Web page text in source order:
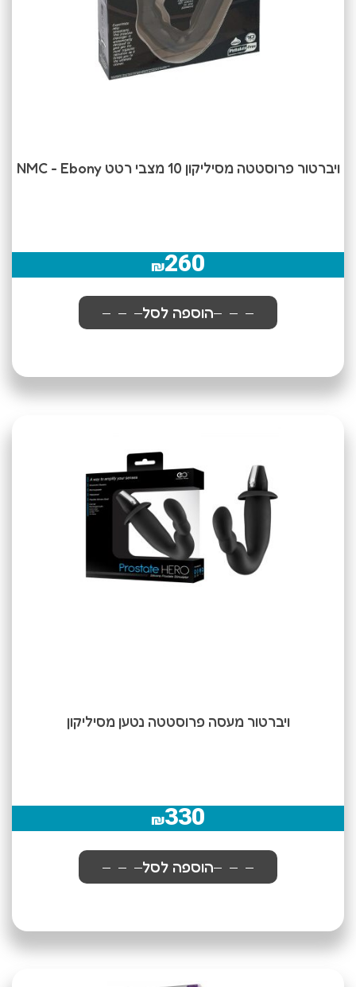
ויברטור פרוסטטה מסיליקון 10 מצבי רטט NMC - Ebony
₪260
הוספה לסל
ויברטור מעסה פרוסטטה נטען מסיליקון
₪330
הוספה לסל